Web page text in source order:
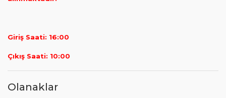
Giriş Saati: 16:00
Çıkış Saati: 10:00
Olanaklar